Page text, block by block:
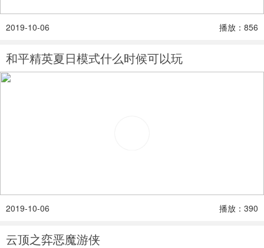
2019-10-06 播放：856
和平精英夏日模式什么时候可以玩
2019-10-06 播放：390
云顶之弈恶魔游侠